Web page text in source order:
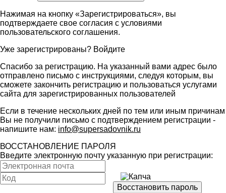
Нажимая на кнопку «Зарегистрироваться», вы
подтверждаете свое согласия с условиями
пользовательского соглашения.
Уже зарегистрированы? Войдите
Спасибо за регистрацию. На указанный вами адрес было
отправлено письмо с инструкциями, следуя которым, вы
сможете закончить регистрацию и пользоваться услугами
сайта для зарегистрированных пользователей
Если в течение нескольких дней по тем или иным причинам
Вы не получили письмо с подтверждением регистрации -
напишите нам: info@supersadovnik.ru
ВОССТАНОВЛЕНИЕ ПАРОЛЯ
Введите электронную почту указанную при регистрации: